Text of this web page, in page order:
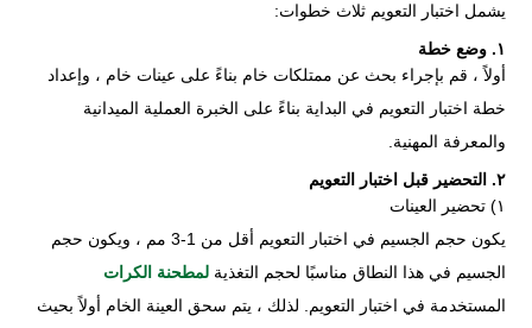
يشمل اختبار التعويم ثلاث خطوات:
١. وضع خطة
أولاً ، قم بإجراء بحث عن ممتلكات خام بناءً على عينات خام ، وإعداد
خطة اختبار التعويم في البداية بناءً على الخبرة العملية الميدانية
والمعرفة المهنية.
٢. التحضير قبل اختبار التعويم
١) تحضير العينات
يكون حجم الجسيم في اختبار التعويم أقل من 1-3 مم ، ويكون حجم
الجسيم في هذا النطاق مناسبًا لحجم التغذيةلمطحنة الكرات
المستخدمة في اختبار التعويم. لذلك ، يتم سحق العينة الخام أولاً بحيث